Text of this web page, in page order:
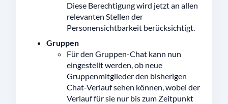
Diese Berechtigung wird jetzt an allen
relevanten Stellen der
Personensichtbarkeit berücksichtigt.
Gruppen
Für den Gruppen-Chat kann nun
eingestellt werden, ob neue
Gruppenmitglieder den bisherigen
Chat-Verlauf sehen können, wobei der
Verlauf für sie nur bis zum Zeitpunkt